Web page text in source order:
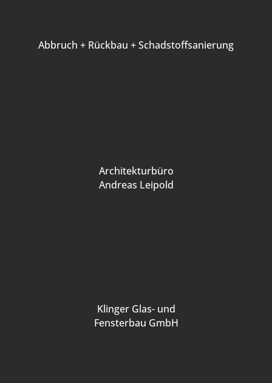
Abbruch + Rückbau + Schadstoffsanierung
Architekturbüro
Andreas Leipold
Klinger Glas- und
Fensterbau GmbH